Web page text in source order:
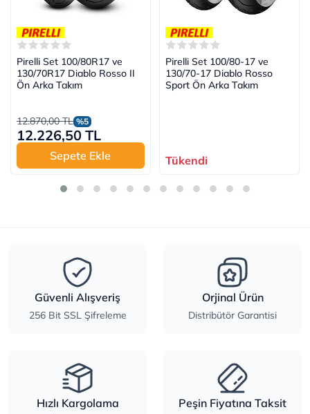
Pirelli Set 100/80R17 ve
130/70R17 Diablo Rosso II
Ön Arka Takım
12.870,00 TL %5
12.226,50 TL
Sepete Ekle
Pirelli Set 100/80-17 ve
130/70-17 Diablo Rosso
Sport Ön Arka Takım
Tükendi
Güvenli Alışveriş
256 Bit SSL Şifreleme
Orjinal Ürün
Distribütör Garantisi
Hızlı Kargolama Peşin Fiyatına Taksit